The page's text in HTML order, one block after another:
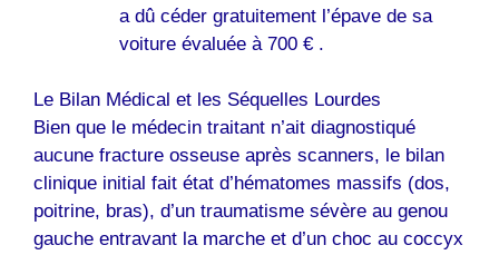
a dû céder gratuitement l’épave de sa
voiture évaluée à 700 € .
Le Bilan Médical et les Séquelles Lourdes
Bien que le médecin traitant n’ait diagnostiqué
aucune fracture osseuse après scanners, le bilan
clinique initial fait état d’hématomes massifs (dos,
poitrine, bras), d’un traumatisme sévère au genou
gauche entravant la marche et d’un choc au coccyx